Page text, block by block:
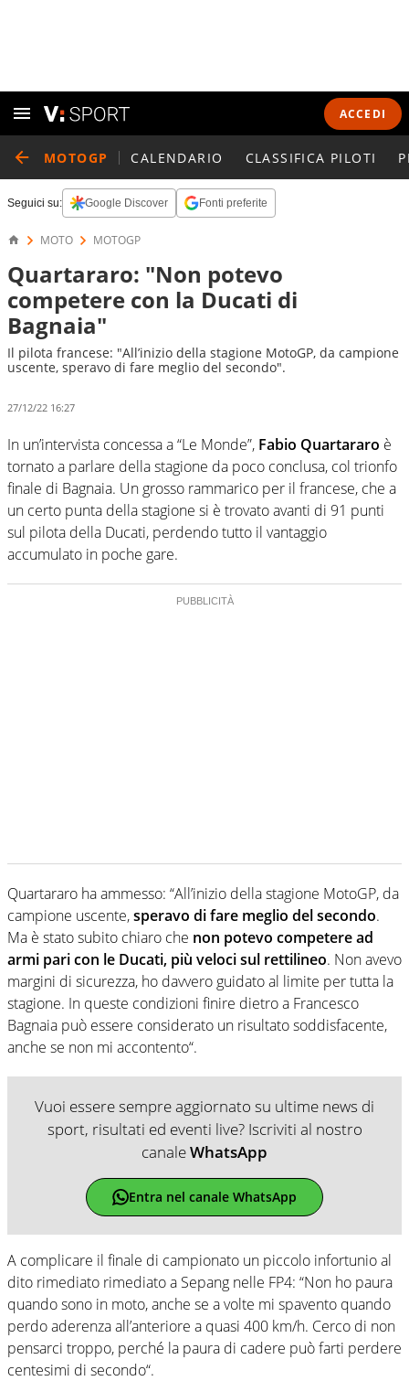
ACCEDI
MOTOGP CALENDARIO CLASSIFICA PILOTI
Seguici su: Google Discover Fonti preferite
MOTO MOTOGP
Quartararo: "Non potevo
competere con la Ducati di
Bagnaia"
Il pilota francese: "All’inizio della stagione MotoGP, da campione
uscente, speravo di fare meglio del secondo".
27/12/22 16:27
In un’intervista concessa a “Le Monde”, Fabio Quartararo è
tornato a parlare della stagione da poco conclusa, col trionfo
finale di Bagnaia. Un grosso rammarico per il francese, che a
un certo punta della stagione si è trovato avanti di 91 punti
sul pilota della Ducati, perdendo tutto il vantaggio
accumulato in poche gare.
Quartararo ha ammesso: “All’inizio della stagione MotoGP, da
campione uscente,speravo di fare meglio del secondo.
Ma è stato subito chiaro che non potevo competere ad
armi pari con le Ducati, più veloci sul rettilineo. Non avevo
margini di sicurezza, ho davvero guidato al limite per tutta la
stagione. In queste condizioni finire dietro a Francesco
Bagnaia può essere considerato un risultato soddisfacente,
anche se non mi accontento“.
Vuoi essere sempre aggiornato su ultime news di
sport, risultati ed eventi live? Iscriviti al nostro
canaleWhatsApp
Entra nel canale WhatsApp
A complicare il finale di campionato un piccolo infortunio al
dito rimediato rimediato a Sepang nelle FP4: “Non ho paura
quando sono in moto, anche se a volte mi spavento quando
perdo aderenza all’anteriore a quasi 400 km/h. Cerco di non
pensarci troppo, perché la paura di cadere può farti perdere
centesimi di secondo“.